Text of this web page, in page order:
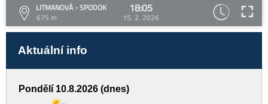
LITMANOVÁ - SPODOK
675 m
18:05
15. 2. 2026
Aktuální info
Pondělí 10.8.2026 (dnes)